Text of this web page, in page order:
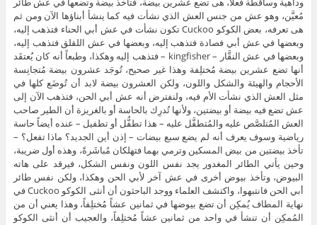
مُعيَّن، وهو عش من جنس العش الذي نشأت فيه كما ينشأ أبناؤها الآن ومن ثم
هى تعرفه، بعض الكوكو Cuckoo تكون نشأت في عش أبي الحناء فتذهب إليه،
وبعضها في عش أبي فصادة فتذهب إليه، وبعضها في عش اللقلق فتذهب إليه،
وبعضها في عش النقَّار – kingfisher – فتذهب إليه وهكذا، وطبعاً أنه كان يُعتقَد
أنها تضع عشرين بيضة مُختلِفة وهذا غير صحيح، تُوجَد عشرون بيضة مُتجانِسة
الأحجام والهيئة والشكل واللون، ولكن العشرون بيضة لابد أن تُوضَع كلها في
مثل العش الذي نشأت الأم فيه، ولنفترض أنه عش أبي الحن، فتذهب الآن إلى
عش تضع فيه بيضة أو بيضتين، ولأنها تُدرِك بالحاسة أو بالغريزة أن الطير صاحب
العش المُتلصَّص عليه والمُتطفَّل عليه – هذا تطفُّل أو تطفيل – عنده أيضاً حاسة
رياضية وسوف يعرف أنه لم يضع سبع بيضات – إذن أين الجديد؟ ماذا تفعل؟ –
تأخذ بيضتين من بيض المسكين وترمي بهما فتهلكان مُباشَرةً، وهذه أول ضريبة،
وحين يأتي الطائر المغدور يجد نفس اللون ونفس الشكل، فيرقد على هاته
البيوض، وتأخذ بيوض أخرى في عش آخر لأبي الحن وهكذا، ولكن نفس طائر
أبي الحن فانتبهوا، واكتشف العلماء ووجد الباحثون أن أنثى الكوكو Cuckoo في
نهاية المطاف يُمكِن أن تضع بيوضها في ثمانين عشاً مُختلِفاً، وهذا يعني أن من
المُمكِن أن تنشأ في واحد من ثمانين عشاً مُختلِفاً، والعجيب أن أنثى الكوكو